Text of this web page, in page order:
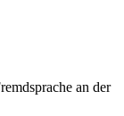
an der